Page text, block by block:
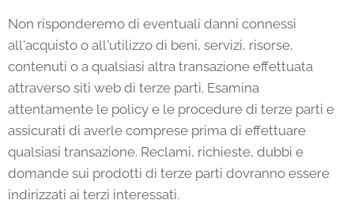
Non risponderemo di eventuali danni connessi
all'acquisto o all'utilizzo di beni, servizi, risorse,
contenuti o a qualsiasi altra transazione effettuata
attraverso siti web di terze parti. Esamina
attentamente le policy e le procedure di terze parti e
assicurati di averle comprese prima di effettuare
qualsiasi transazione. Reclami, richieste, dubbi e
domande sui prodotti di terze parti dovranno essere
indirizzati ai terzi interessati.